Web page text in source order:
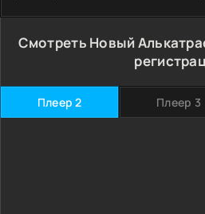
Смотреть Новый
Плеер 2 Плеер 3